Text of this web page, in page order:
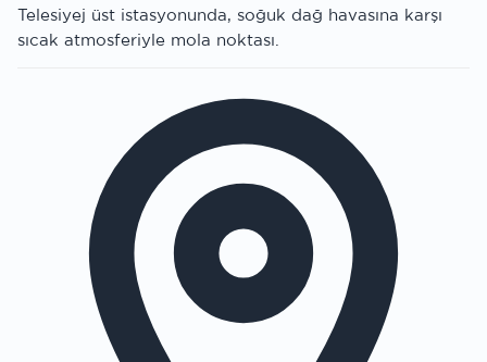
Telesiyej üst istasyonunda, soğuk dağ havasına karşı
sıcak atmosferiyle mola noktası.